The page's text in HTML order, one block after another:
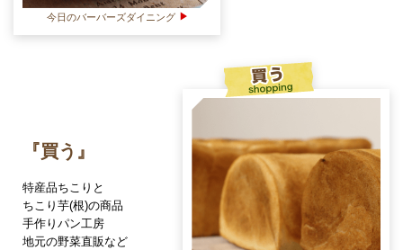
今日のバーバーズダイニング
『買う』
特産品ちこりと
ちこり芋(根)の商品
手作りパン工房
地元の野菜直販など